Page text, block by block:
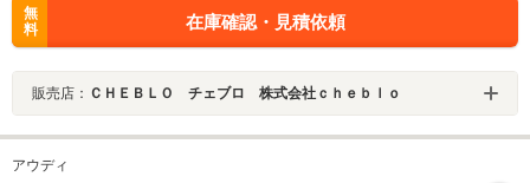
無
料
在庫確認・見積依頼
販売店： ＣＨＥＢＬＯ チェブロ 株式会社ｃｈｅｂｌｏ
アウディ